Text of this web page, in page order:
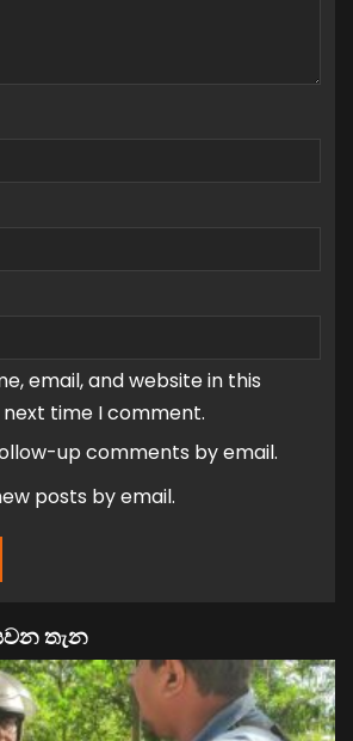
email, and website in this
time I comment.
up comments by email.
posts by email.
තැන